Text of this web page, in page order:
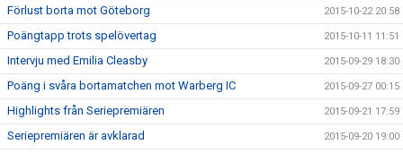
Förlust borta mot Göteborg 2015-10-22 20:58
Poängtapp trots spelövertag 2015-10-11 11:51
Intervju med Emilia Cleasby 2015-09-29 18:30
Poäng i svåra bortamatchen mot Warberg IC 2015-09-27 00:15
Highlights från Seriepremiären 2015-09-21 17:59
Seriepremiären är avklarad 2015-09-20 19:00